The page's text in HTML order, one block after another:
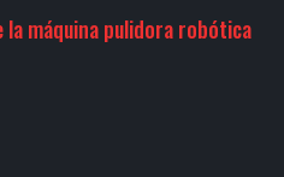
la máquina pulidora robótica